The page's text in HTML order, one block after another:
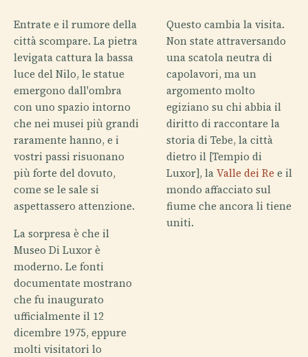
Entrate e il rumore della
città scompare. La pietra
levigata cattura la bassa
luce del Nilo, le statue
emergono dall'ombra
con uno spazio intorno
che nei musei più grandi
raramente hanno, e i
vostri passi risuonano
più forte del dovuto,
come se le sale si
aspettassero attenzione.
La sorpresa è che il
Museo Di Luxor è
moderno. Le fonti
documentate mostrano
che fu inaugurato
ufficialmente il 12
dicembre 1975, eppure
molti visitatori lo
Questo cambia la visita.
Non state attraversando
una scatola neutra di
capolavori, ma un
argomento molto
egiziano su chi abbia il
diritto di raccontare la
storia di Tebe, la città
dietro il [Tempio di
Luxor], laValle dei Re e il
mondo affacciato sul
fiume che ancora li tiene
uniti.